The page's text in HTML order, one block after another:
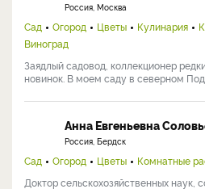
Россия, Москва
Сад Огород Цветы Кулинария
Виноград
Заядлый садовод, коллекционер
новинок. В моем саду в северном
Анна Евгеньевна
Россия, Бердск
Сад Огород Цветы Комнатные
Доктор сельскохозяйственных наук,